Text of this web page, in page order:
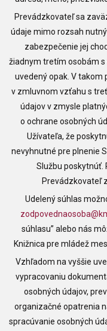
Prevádzkovateľ sa
údaje mimo rozsah
zabezpečenie jej
žiadnym tretím osobám s
uvedený opak. V takom
v zmluvnom vzťahu s
údajov v zmysle
o ochrane osobných
Užívateľa, že
nevyhnutné pre plnenie
Službu poskytnúť.
Prevádzkovateľ
Udelený súhlas
súhlasu” alebo nás
Knižnica pre mládež
Vzhľadom na vyššie
vypracovaniu
osobných údajov,
organizačné opatrenia
spracúvanie osobných